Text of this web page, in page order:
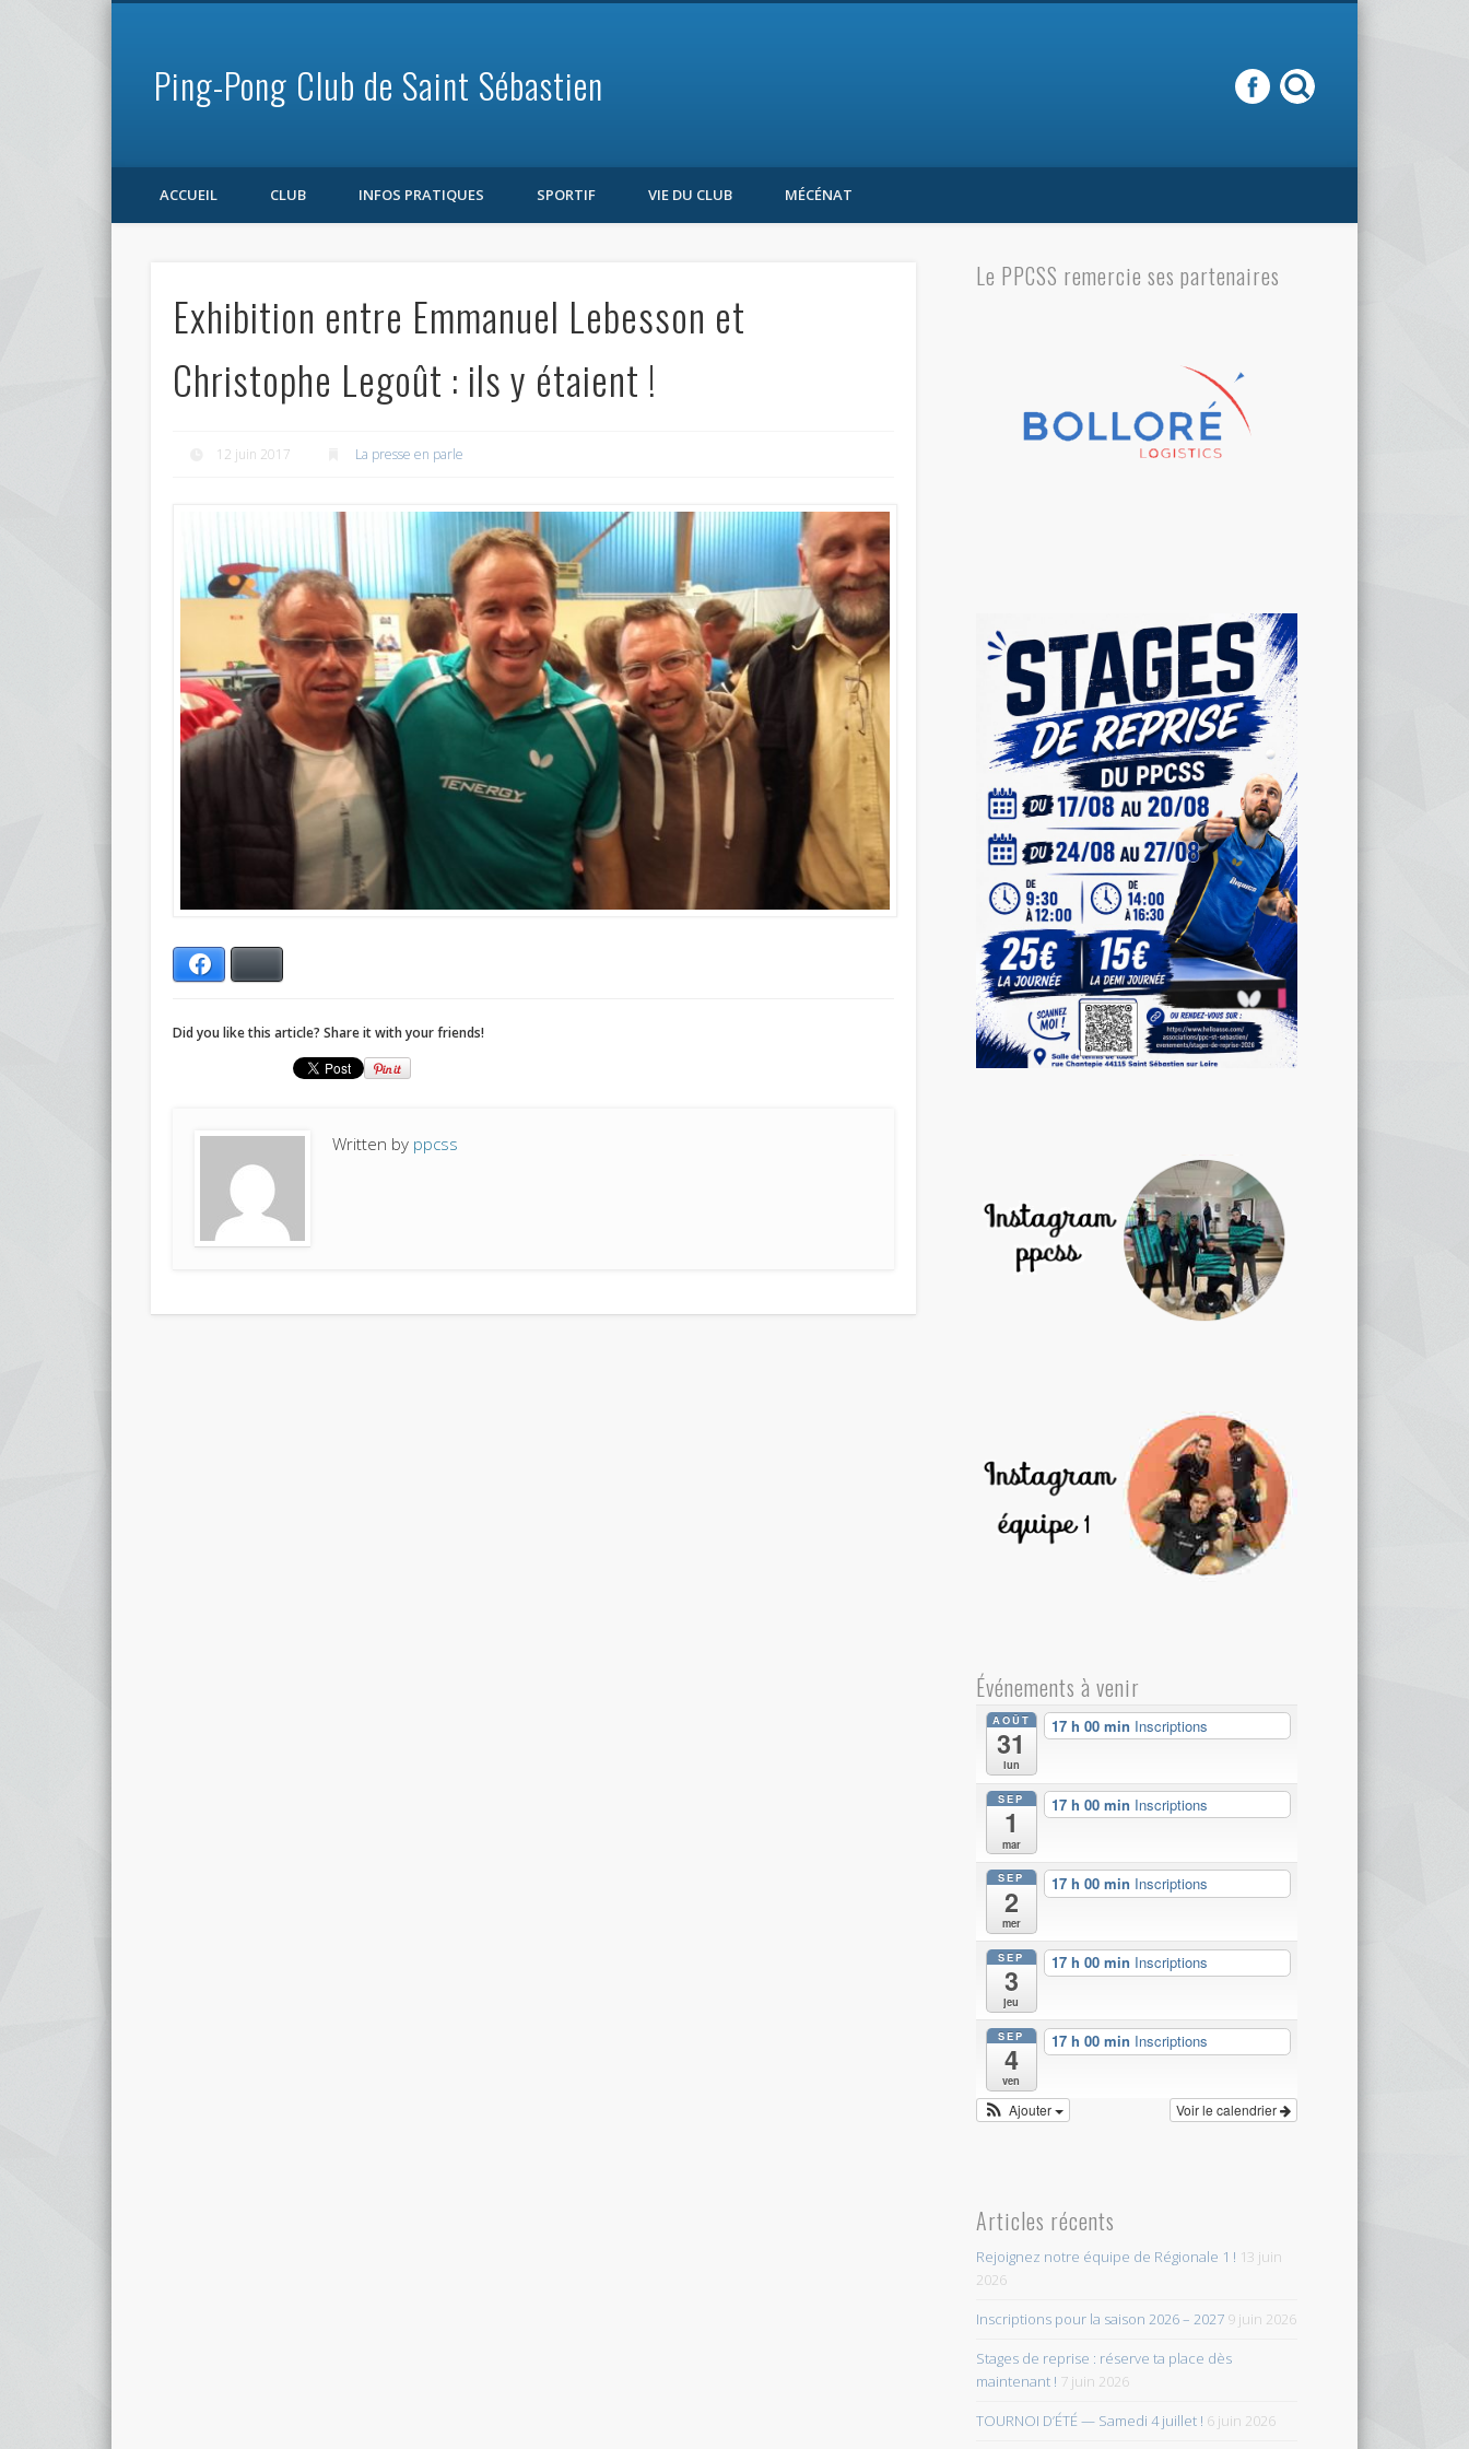
Ping-Pong Club de Saint Sébastien
Facebook
ACCUEIL CLUB INFOS PRATIQUES SPORTIF VIE DU CLUB MÉCÉNAT
Exhibition entre Emmanuel Lebesson et
Christophe Legoût : ils y étaient !
12 juin 2017 La presse en parle
Did you like this article? Share it with your friends!
Written by ppcss
Le PPCSS remercie ses partenaires
Événements à venir
AOÛT
31
lun
17 h 00 min Inscriptions
SEP
1
mar
17 h 00 min Inscriptions
SEP
2
mer
17 h 00 min Inscriptions
SEP
3
jeu
17 h 00 min Inscriptions
SEP
4
ven
17 h 00 min Inscriptions
Voir le calendrier
Ajouter
Articles récents
Rejoignez notre équipe de Régionale 1 ! 13 juin
2026
Inscriptions pour la saison 2026 – 2027 9 juin 2026
Stages de reprise : réserve ta place dès
maintenant ! 7 juin 2026
TOURNOI D’ÉTÉ — Samedi 4 juillet ! 6 juin 2026